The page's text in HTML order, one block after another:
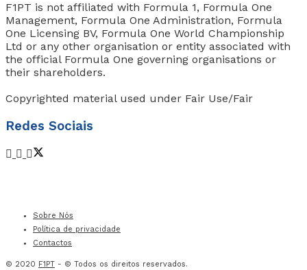
F1PT is not affiliated with Formula 1, Formula One
Management, Formula One Administration, Formula
One Licensing BV, Formula One World Championship
Ltd or any other organisation or entity associated with
the official Formula One governing organisations or
their shareholders.
Copyrighted material used under Fair Use/Fair
Redes Sociais
Sobre Nós
Política de privacidade
Contactos
© 2020 F1PT - © Todos os direitos reservados.